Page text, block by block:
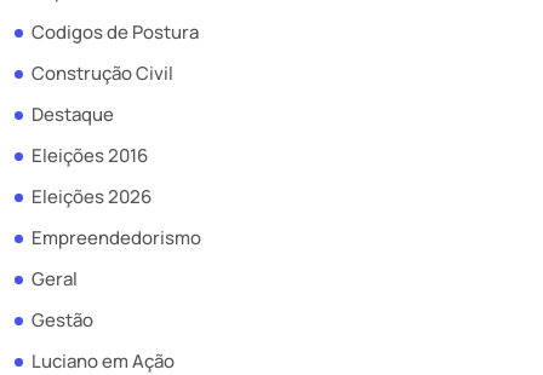
Codigos de Postura
Construção Civil
Destaque
Eleições 2016
Eleições 2026
Empreendedorismo
Geral
Gestão
Luciano em Ação